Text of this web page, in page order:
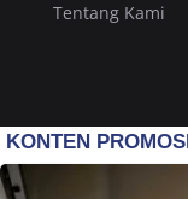
Tentang Kami